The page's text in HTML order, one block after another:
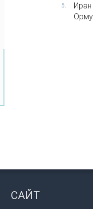
5.
САЙТ